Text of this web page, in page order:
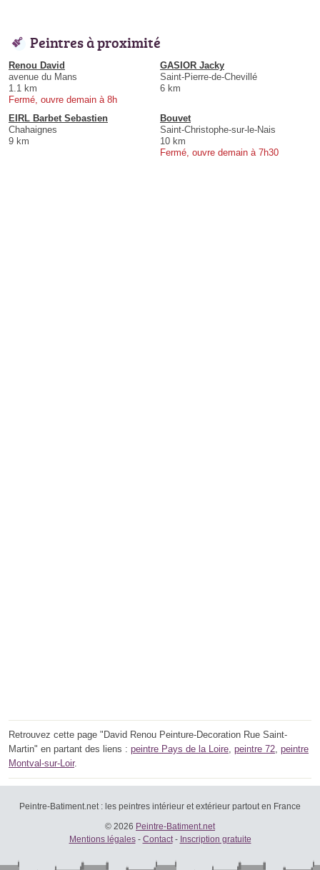
Peintres à proximité
Renou David
avenue du Mans
1.1 km
Fermé, ouvre demain à 8h
GASIOR Jacky
Saint-Pierre-de-Chevillé
6 km
EIRL Barbet Sebastien
Chahaignes
9 km
Bouvet
Saint-Christophe-sur-le-Nais
10 km
Fermé, ouvre demain à 7h30
Retrouvez cette page "David Renou Peinture-Decoration Rue Saint-
Martin" en partant des liens : peintre Pays de la Loire peintre 72 peintre
Montval-sur-Loir.
Peintre-Batiment.net : les peintres intérieur et extérieur partout en France
© 2026 Peintre-Batiment.net
Mentions légales- Contact- Inscription gratuite